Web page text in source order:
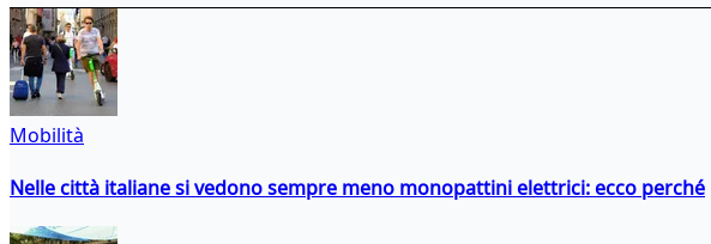
Mobilità
Nelle città italiane si vedono sempre meno monopattini elettrici: ecco perché